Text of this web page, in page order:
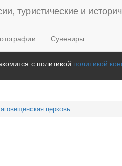
Сувениры
с политикой политикой
церковь